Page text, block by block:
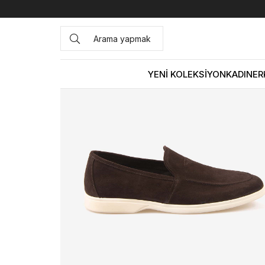
YENİ KOLEKSİYONKADIN
Anasayfa ERKEK AYAKKABI Klasik Franceschetti